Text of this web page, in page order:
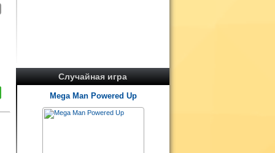
Случайная игра
Mega Man Powered Up